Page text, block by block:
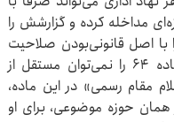
مداخله کرده و گزارشش را
با اصل قانونی‌بودن صلاحیت
اداری تعارض دارد. به بیان دقیق‌تر، ماده ۶۴ را نمی‌توان مستقل از
مقام رسمی» در این ماده،
همان حوزه موضوعی، برای او